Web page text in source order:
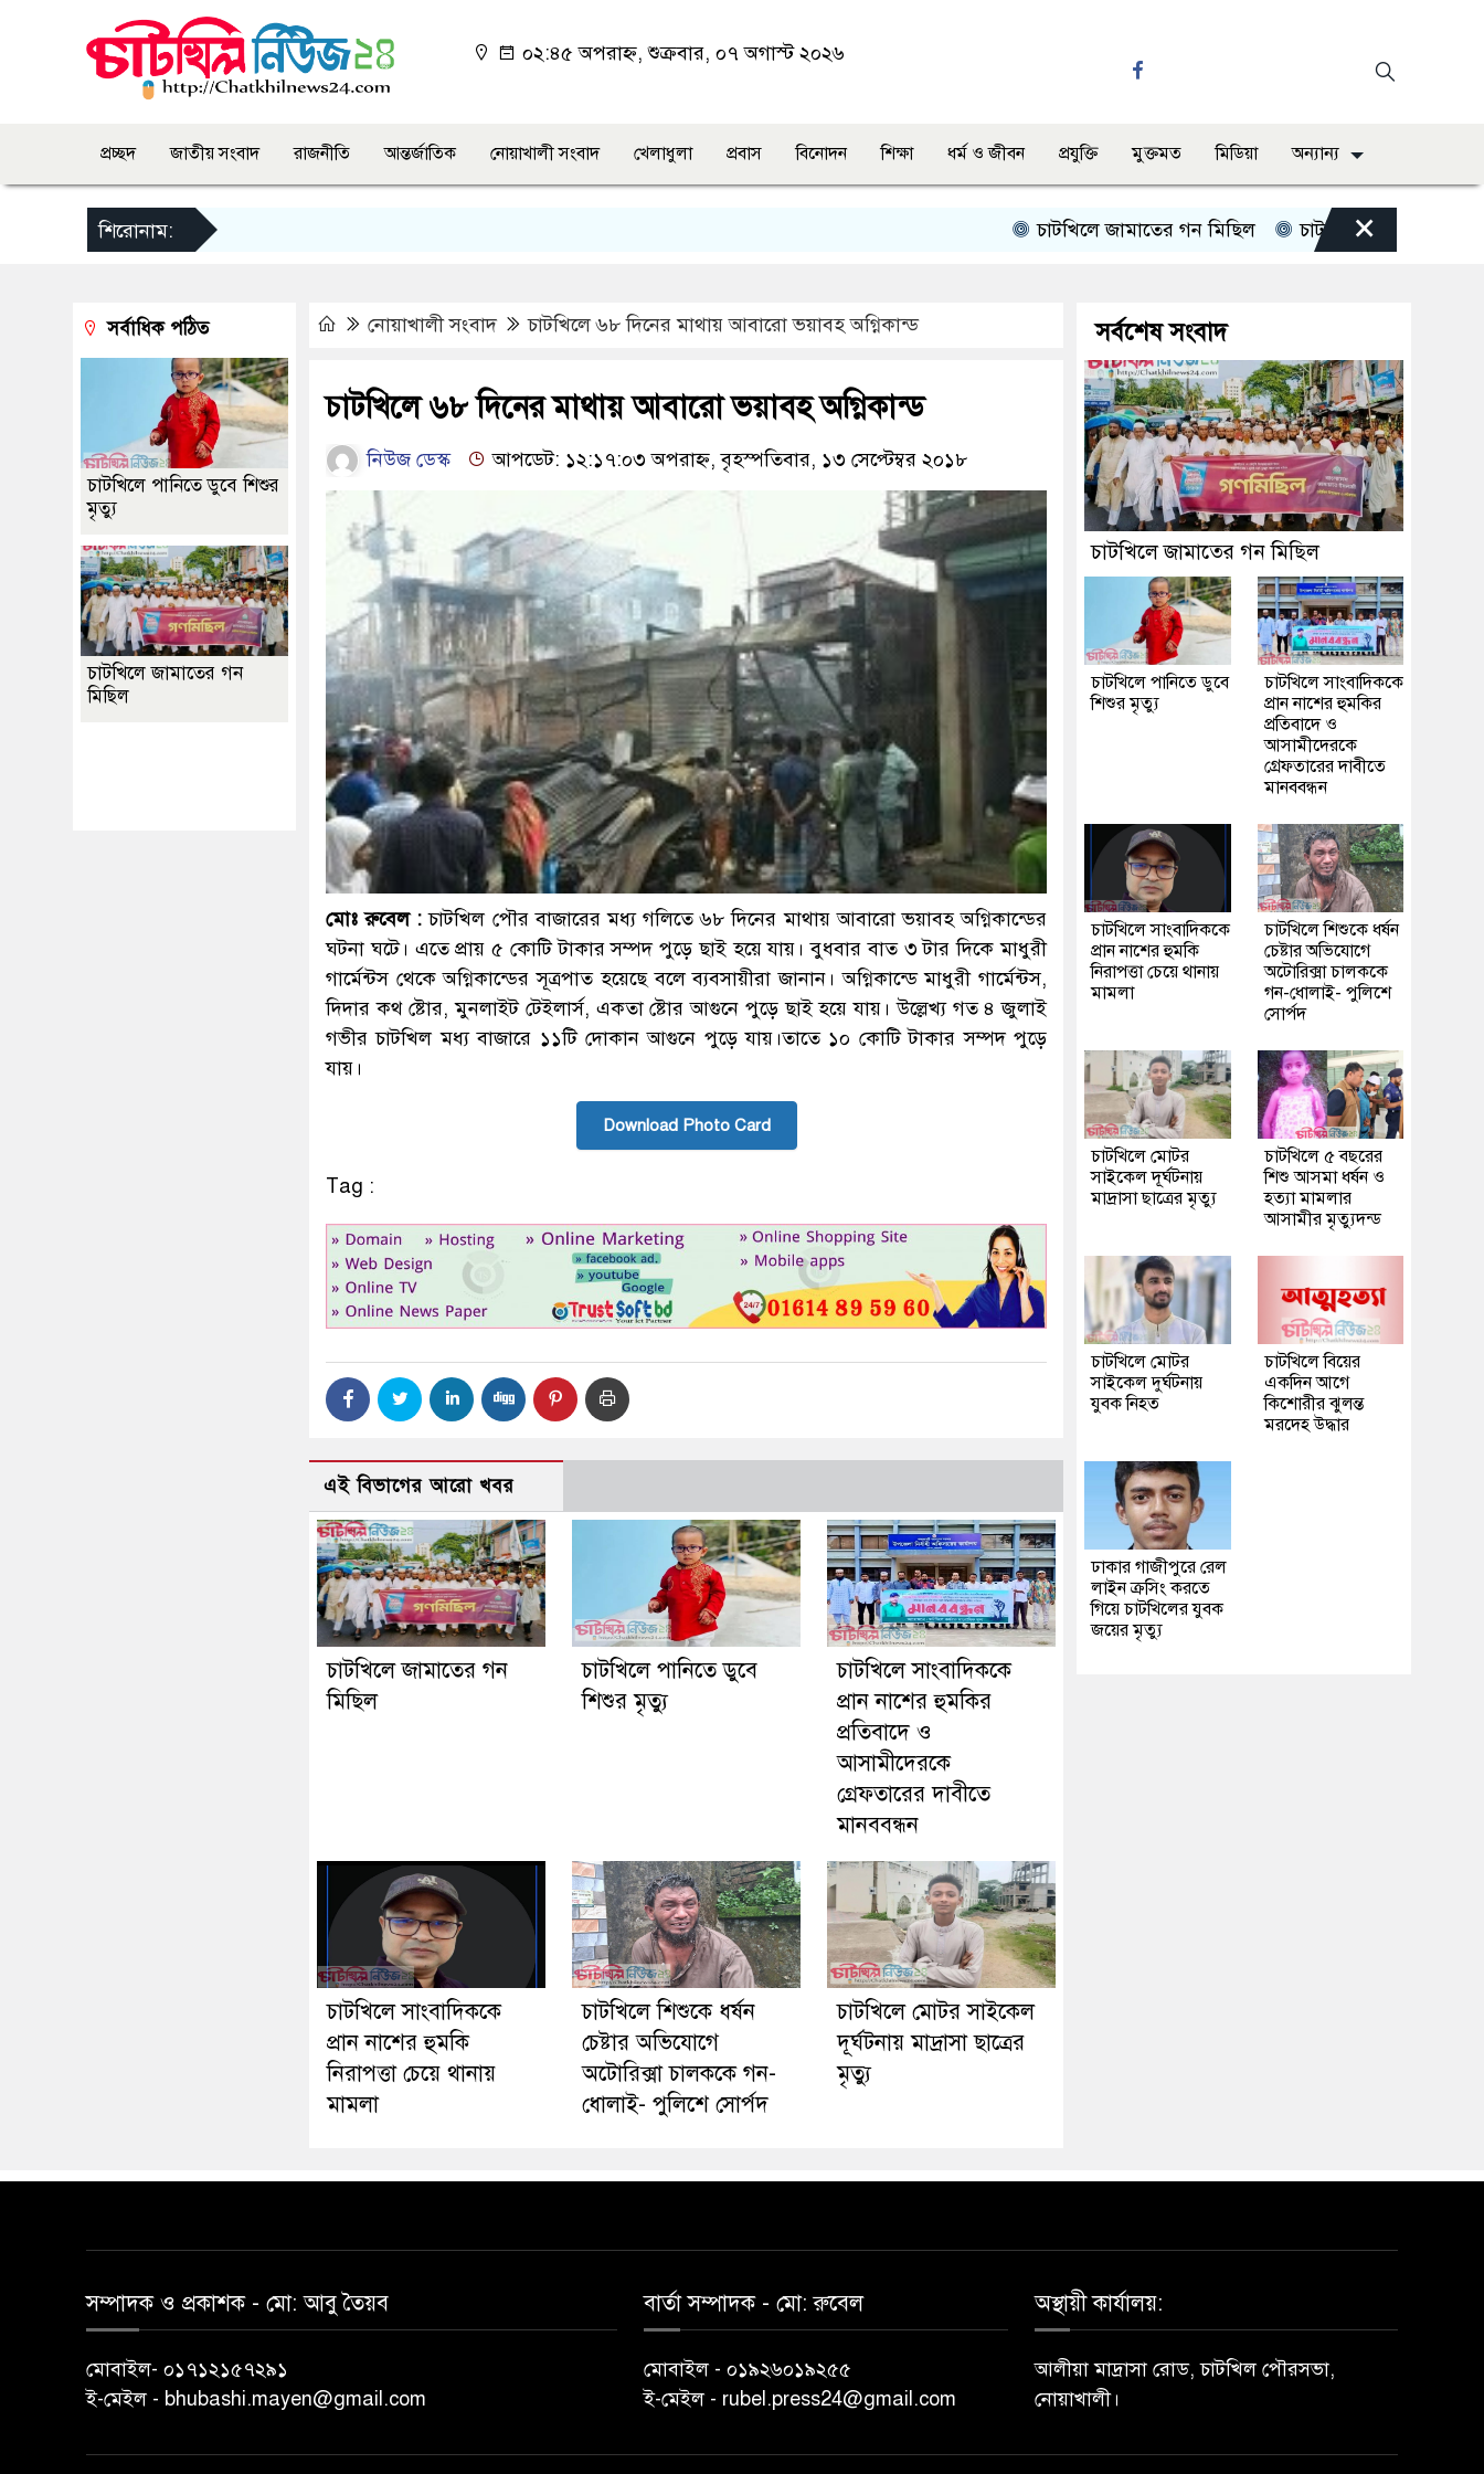
০২:৪৫ অপরাহ্ন, শুক্রবার, ০৭ অগাস্ট ২০২৬
প্রচ্ছদ জাতীয় সংবাদ রাজনীতি আন্তর্জাতিক নোয়াখালী সংবাদ খেলাধুলা প্রবাস বিনোদন শিক্ষা ধর্ম ও জীবন প্রযুক্তি মুক্তমত মিডিয়া অন্যান্য
শিরোনাম: চাটখিলে জামাতের গন মিছিল চাটখিলে পানিতে ডুবে শিশুর
×
নোয়াখালী সংবাদ চাটখিলে ৬৮ দিনের মাথায় আবারো ভয়াবহ অগ্নিকান্ড
চাটখিলে ৬৮ দিনের মাথায় আবারো ভয়াবহ অগ্নিকান্ড
নিউজ ডেস্ক আপডেট: ১২:১৭:০৩ অপরাহ্ন, বৃহস্পতিবার, ১৩ সেপ্টেম্বর ২০১৮
মোঃ রুবেল : চাটখিল পৌর বাজারের মধ্য গলিতে ৬৮ দিনের মাথায় আবারো ভয়াবহ অগ্নিকান্ডের
ঘটনা ঘটে। এতে প্রায় ৫ কোটি টাকার সম্পদ পুড়ে ছাই হয়ে যায়। বুধবার বাত ৩ টার দিকে মাধুরী
গার্মেন্টস থেকে অগ্নিকান্ডের সূত্রপাত হয়েছে বলে ব্যবসায়ীরা জানান। অগ্নিকান্ডে মাধুরী গার্মেন্টস,
দিদার কথ ষ্টোর, মুনলাইট টেইলার্স, একতা ষ্টোর আগুনে পুড়ে ছাই হয়ে যায়। উল্লেখ্য গত ৪ জুলাই
গভীর চাটখিল মধ্য বাজারে ১১টি দোকান আগুনে পুড়ে যায়।তাতে ১০ কোটি টাকার সম্পদ পুড়ে
যায়।
Download Photo Card
Tag :
এই বিভাগের আরো খবর
চাটখিলে জামাতের গন
মিছিল
চাটখিলে পানিতে ডুবে
শিশুর মৃত্যু
চাটখিলে সাংবাদিককে
প্রান নাশের হুমকির
প্রতিবাদে ও
আসামীদেরকে
গ্রেফতারের দাবীতে
মানববন্ধন
চাটখিলে সাংবাদিককে
প্রান নাশের হুমকি
নিরাপত্তা চেয়ে থানায়
মামলা
চাটখিলে শিশুকে ধর্ষন
চেষ্টার অভিযোগে
অটোরিক্সা চালককে গন-
ধোলাই- পুলিশে সোর্পদ
চাটখিলে মোটর সাইকেল
দূর্ঘটনায় মাদ্রাসা ছাত্রের
মৃত্যু
সর্বাধিক পঠিত
চাটখিলে পানিতে ডুবে শিশুর
মৃত্যু
চাটখিলে জামাতের গন
মিছিল
সর্বশেষ সংবাদ
চাটখিলে জামাতের গন মিছিল
চাটখিলে পানিতে ডুবে
শিশুর মৃত্যু
চাটখিলে সাংবাদিককে
প্রান নাশের হুমকির
প্রতিবাদে ও
আসামীদেরকে
গ্রেফতারের দাবীতে
মানববন্ধন
চাটখিলে সাংবাদিককে
প্রান নাশের হুমকি
নিরাপত্তা চেয়ে থানায়
মামলা
চাটখিলে শিশুকে ধর্ষন
চেষ্টার অভিযোগে
অটোরিক্সা চালককে
গন-ধোলাই- পুলিশে
সোর্পদ
চাটখিলে মোটর
সাইকেল দূর্ঘটনায়
মাদ্রাসা ছাত্রের মৃত্যু
চাটখিলে ৫ বছরের
শিশু আসমা ধর্ষন ও
হত্যা মামলার
আসামীর মৃত্যুদন্ড
চাটখিলে মোটর
সাইকেল দুর্ঘটনায়
যুবক নিহত
চাটখিলে বিয়ের
একদিন আগে
কিশোরীর ঝুলন্ত
মরদেহ উদ্ধার
ঢাকার গাজীপুরে রেল
লাইন ক্রসিং করতে
গিয়ে চাটখিলের যুবক
জয়ের মৃত্যু
সম্পাদক ও প্রকাশক -‌ মো: আবু‌ তৈয়ব
মোবাইল- ০১৭১২১৫৭২৯১
ই-মেইল - bhubashi.mayen@gmail.com
বার্তা সম্পাদক - মো: রু‌বেল
মোবাইল - ০১৯২৬০১৯২৫৫
ই-মেইল - rubel.press24@gmail.com
অস্থায়ী কার্যালয়:
আলীয়া মাদ্রাসা রোড, চাটখিল পৌরসভা,
নোয়াখালী।